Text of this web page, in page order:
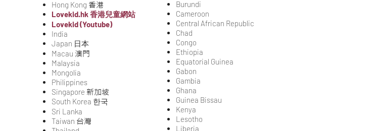
Hong Kong 香港
Lovekid.hk 香港兒童網站
​Lovekid (Youtube)
India
Japan 日本
Macau 澳門
Malaysia
Mongolia
Philippines
Singapore 新加坡
South Korea​ 한국
Sri Lanka
Taiwan 台灣
Burundi
Cameroon
Central African Republic
Chad
Congo
Ethiopia
Equatorial Guinea
Gabon
Gambia
Ghana
Guinea Bissau
Kenya
Lesotho
Liberia